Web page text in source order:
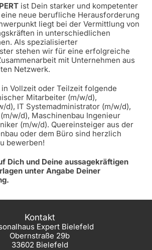
ist Dein starker und kompetenter
eine neue berufliche Herausforderung
liegt bei der Vermittlung von
in unterschiedlichen
Als spezialisierter
stehen wir für eine erfolgreiche
mit Unternehmen aus
Netzwerk.
Vollzeit oder Teilzeit folgende
Mitarbeiter (m/w/d),
d), IT Systemadministrator (m/w/d),
w/d), Maschinenbau Ingenieur
(m/w/d). Quereinsteiger aus der
oder dem Büro sind herzlich
bewerben!
Dich und Deine aussagekräftigen
unter Angabe Deiner
Kontakt
Expert Bielefeld
Obernstraße 29b
33602 Bielefeld